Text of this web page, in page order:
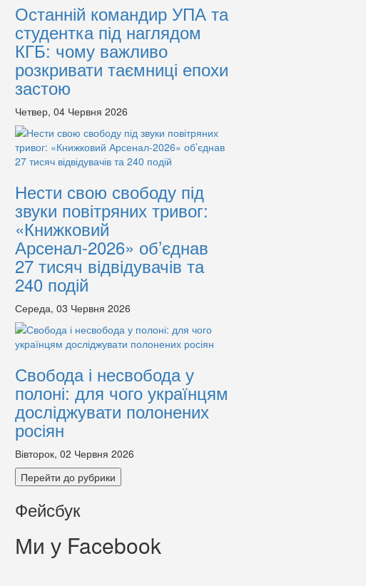
Останній командир УПА та
студентка під наглядом
КГБ: чому важливо
розкривати таємниці епохи
застою
Четвер, 04 Червня 2026
Нести свою свободу під
звуки повітряних тривог:
«Книжковий
Арсенал-2026» об’єднав
27 тисяч відвідувачів та
240 подій
Середа, 03 Червня 2026
Свобода і несвобода у
полоні: для чого українцям
досліджувати полонених
росіян
Вівторок, 02 Червня 2026
Перейти до рубрики
Фейсбук
Ми у Facebook